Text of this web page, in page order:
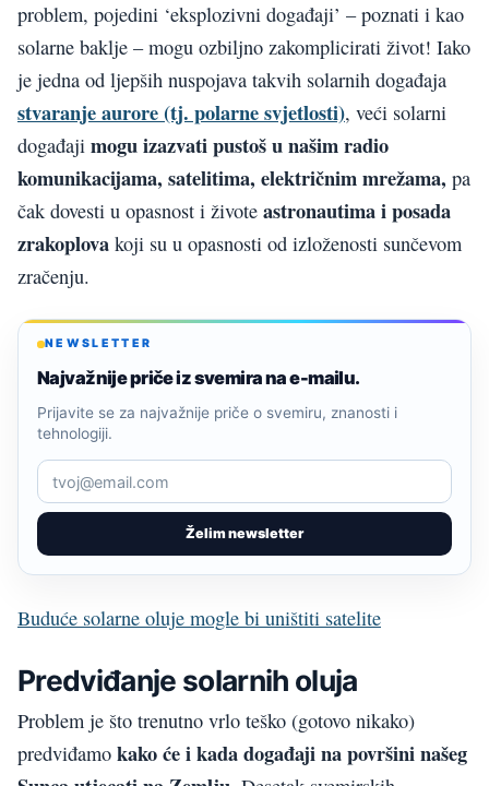
problem, pojedini ‘eksplozivni događaji’ – poznati i kao
solarne baklje – mogu ozbiljno zakomplicirati život! Iako
je jedna od ljepših nuspojava takvih solarnih događaja
stvaranje aurore (tj. polarne svjetlosti), veći solarni
događaji mogu izazvati pustoš u našim radio
komunikacijama, satelitima, električnim mrežama, pa
čak dovesti u opasnost i živote astronautima i posada
zrakoplova koji su u opasnosti od izloženosti sunčevom
zračenju.
NEWSLETTER
Najvažnije priče iz svemira na e-mailu.
Želim newsletter
Prijavite se za najvažnije priče o svemiru, znanosti i
tehnologiji.
Buduće solarne oluje mogle bi uništiti satelite
Predviđanje solarnih oluja
Problem je što trenutno vrlo teško (gotovo nikako)
predviđamo kako će i kada događaji na površini našeg